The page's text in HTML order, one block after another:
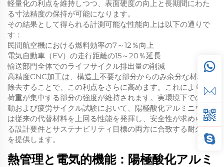
軽量化の利点を維持しつつ、表面硬度の向上と長期間にわた
る寸法精度の保持が可能になります。
その結果として得られる計測可能な性能向上は以下の通りで
す：
民間航空機における燃料効率の7～12％向上
電気自動車（EV）の走行距離の15～20％延長
輸送部門全体でのライフサイクル排出量の削減
高精度CNC加工は、構造上不要な部分からのみ余分な材料を
除去することで、この利点をさらに高めます。これにより、
荷重が集中する部分の強度が維持されます。実環境下での振
動および疲労サイクル試験において、陽極酸化アルミニウム
は従来の代替材料を上回る性能を発揮し、安全性が求められ
る設計要件とサステナビリティ目標の両方に合致する耐久性
を提供します。
熱管理と電気的機能：陽極酸化アルミ